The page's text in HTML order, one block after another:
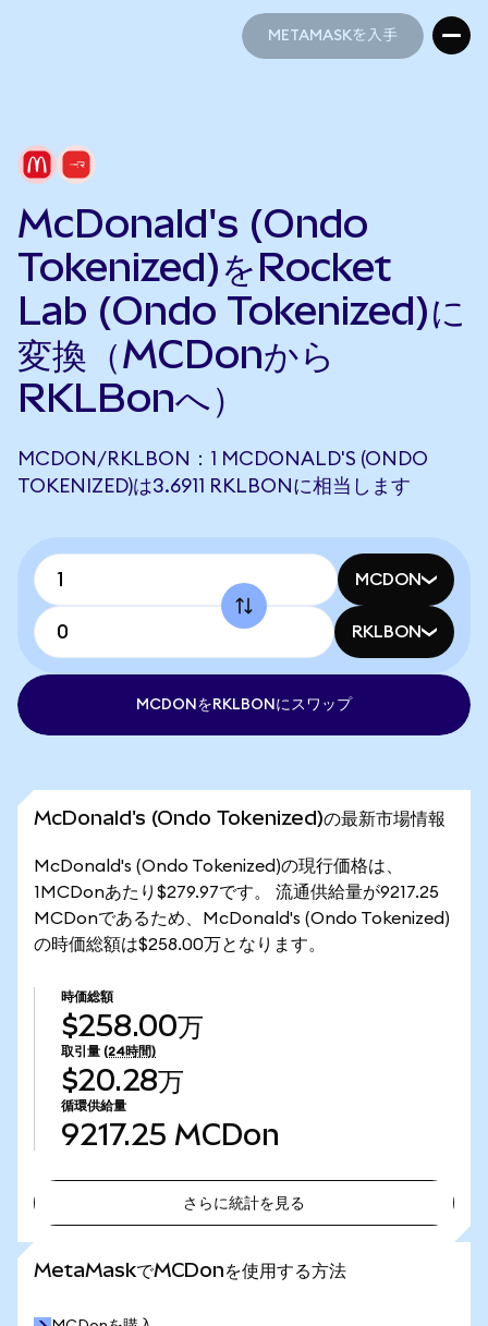
METAMASKを入手
McDonald's (Ondo
Tokenized)をRocket
Lab (Ondo Tokenized)に
変換（MCDonから
RKLBonへ）
MCDON/RKLBON：1 MCDONALD'S (ONDO
TOKENIZED)は3.6911 RKLBONに相当します
MCDON
RKLBON
MCDONをRKLBONにスワップ
McDonald's (Ondo Tokenized)の最新市場情報
McDonald's (Ondo Tokenized)の現行価格は、
1MCDonあたり$279.97です。 流通供給量が9217.25
MCDonであるため、McDonald's (Ondo Tokenized)
の時価総額は$258.00万となります。
時価総額
$258.00万
取引量 (24時間)
$20.28万
循環供給量
9217.25 MCDon
さらに統計を見る
MetaMaskでMCDonを使用する方法